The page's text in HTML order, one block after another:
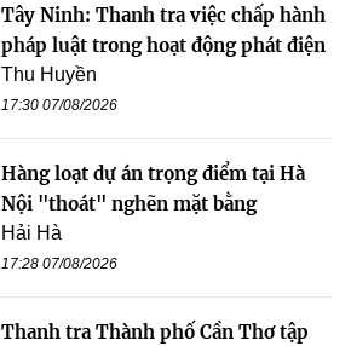
Tây Ninh: Thanh tra việc chấp hành
pháp luật trong hoạt động phát điện
Thu Huyền
17:30 07/08/2026
Hàng loạt dự án trọng điểm tại Hà
Nội "thoát" nghẽn mặt bằng
Hải Hà
17:28 07/08/2026
Thanh tra Thành phố Cần Thơ tập